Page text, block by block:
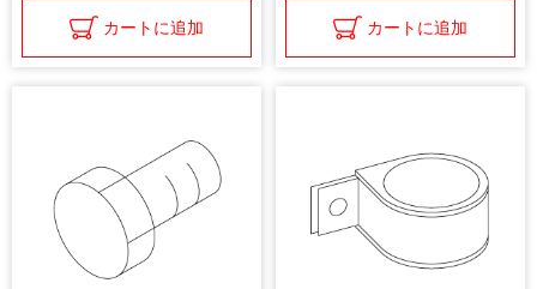
カートに追加 カートに追加